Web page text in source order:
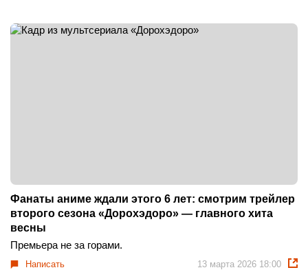
Фанаты аниме ждали этого 6 лет: смотрим трейлер
второго сезона «Дорохэдоро» — главного хита
весны
Премьера не за горами.
Написать 13 марта 2026 18:00